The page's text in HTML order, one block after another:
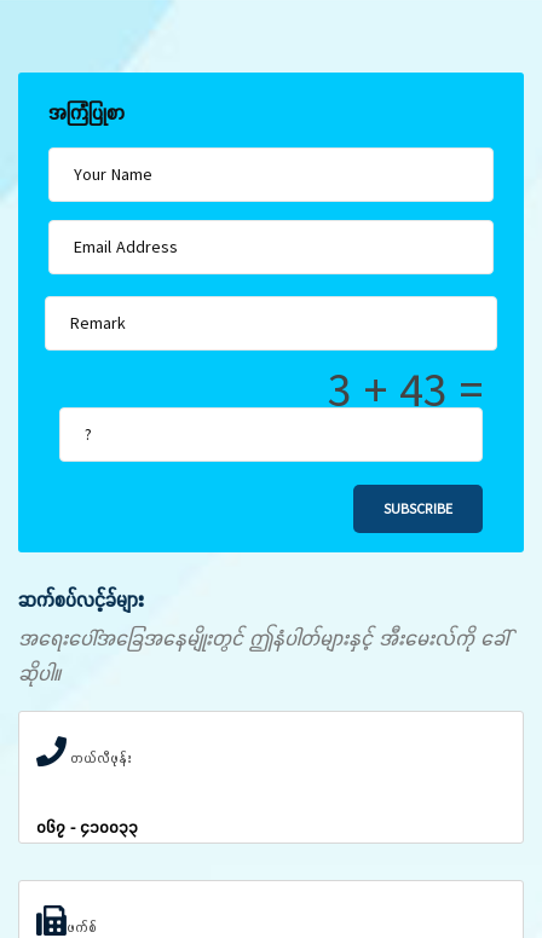
အကြံပြုစာ
3 + 43 =
SUBSCRIBE
ဆက်စပ်လင့်ခ်များ
အရေးပေါ်အခြေအနေမျိုးတွင် ဤနံပါတ်များနှင့် အီးမေးလ်ကို ခေါ်
ဆိုပါ။
တယ်လီဖုန်း
၀၆၇ - ၄၁၀၀၃၃
ဖက်စ်